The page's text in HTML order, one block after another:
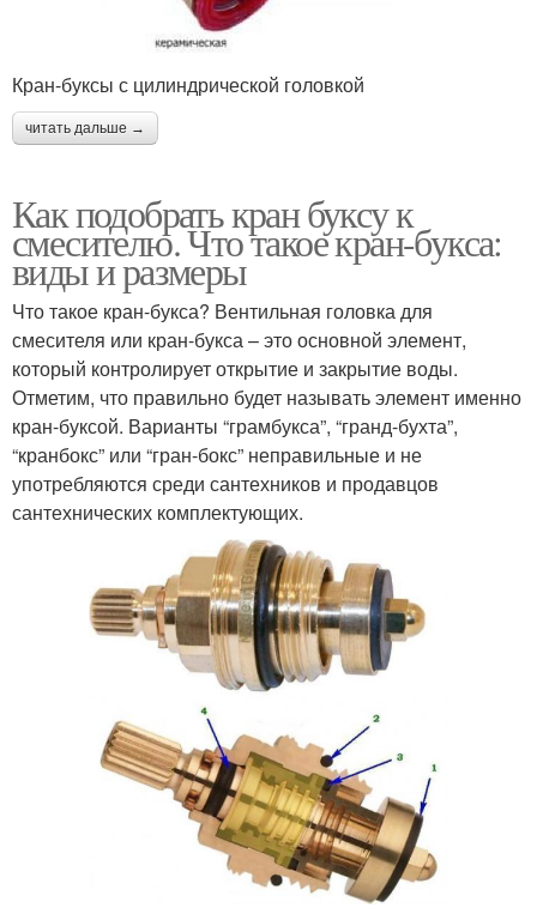
Кран-буксы с цилиндрической головкой
читать дальше →
Как подобрать кран буксу к
смесителю. Что такое кран-букса:
виды и размеры
Что такое кран-букса? Вентильная головка для
смесителя или кран-букса – это основной элемент,
который контролирует открытие и закрытие воды.
Отметим, что правильно будет называть элемент именно
кран-буксой. Варианты “грамбукса”, “гранд-бухта”,
“кранбокс” или “гран-бокс” неправильные и не
употребляются среди сантехников и продавцов
сантехнических комплектующих.